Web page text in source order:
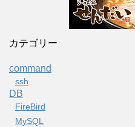
カテゴリー
command
ssh
DB
FireBird
MySQL